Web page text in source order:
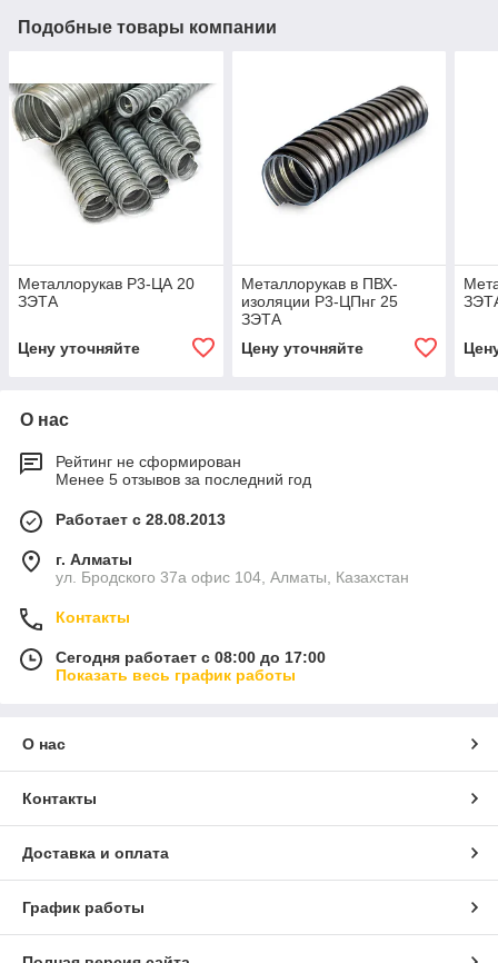
Подобные товары компании
Металлорукав Р3-ЦА 20
ЗЭТА
Цену уточняйте
Металлорукав в ПВХ-
изоляции Р3-ЦПнг 25
ЗЭТА
Цену уточняйте
О нас
Рейтинг не сформирован
Менее 5 отзывов за последний год
Работает с 28.08.2013
г. Алматы
ул. Бродского 37а офис 104, Алматы, Казахстан
Контакты
Сегодня работает с 08:00 до 17:00
Показать весь график работы
О нас
Контакты
Доставка и оплата
График работы